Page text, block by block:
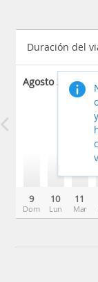
Duración del
Agosto 2026
9
Dom
10
Lun
11
Mar